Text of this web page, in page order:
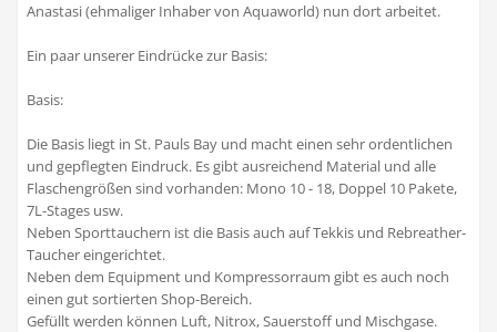
Anastasi (ehmaliger Inhaber von Aquaworld) nun dort arbeitet.
Ein paar unserer Eindrücke zur Basis:
Basis:
Die Basis liegt in St. Pauls Bay und macht einen sehr ordentlichen
und gepflegten Eindruck. Es gibt ausreichend Material und alle
Flaschengrößen sind vorhanden: Mono 10 - 18, Doppel 10 Pakete,
7L-Stages usw.
Neben Sporttauchern ist die Basis auch auf Tekkis und Rebreather-
Taucher eingerichtet.
Neben dem Equipment und Kompressorraum gibt es auch noch
einen gut sortierten Shop-Bereich.
Gefüllt werden können Luft, Nitrox, Sauerstoff und Mischgase.